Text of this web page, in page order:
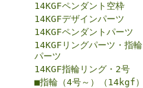
14KGFペンダント空枠
14KGFデザインパーツ
14KGFペンダントパーツ
14KGFリングパーツ・指輪
パーツ
14KGF指輪リング・2号
■指輪（4号～）（14kgf）